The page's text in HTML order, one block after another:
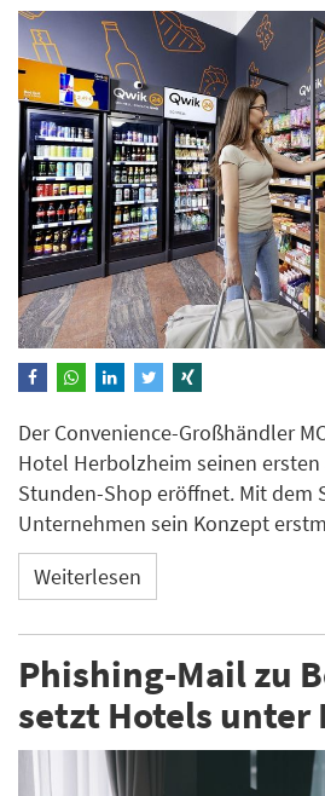
Der Convenience-Großhändler
Hotel Herbolzheim seinen
Stunden-Shop eröffnet. Mit dem
Unternehmen sein Konzept
Weiterlesen
Phishing-Mail zu
setzt Hotels unter